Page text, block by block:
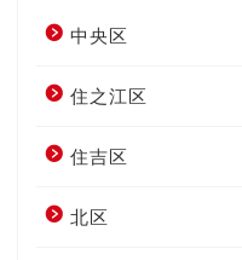
中央区
住之江区
住吉区
北区